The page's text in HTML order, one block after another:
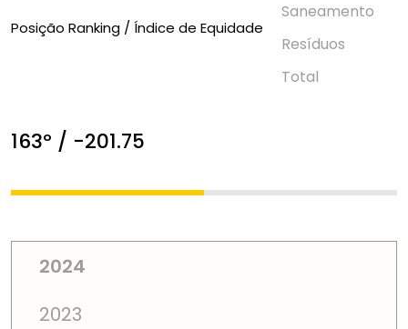
Posição Ranking / Índice de Equidade
Saneamento
Resí­duos
Total
163º / -201.75
2024
2023